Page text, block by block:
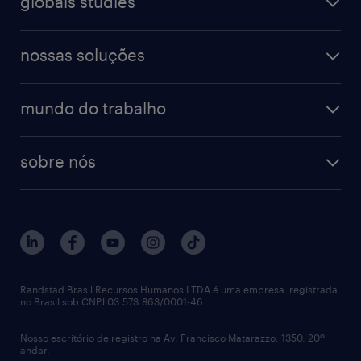
finanças & contabilidade
tecnologia da informação
blog de carreiras
contato
professional
soluções
nossas soluções
digital
mundo do trabalho
notícias de rh
sobre nós
trabalhe conosco
imprensa
políticas corporativas
relatório anual
Randstad Brasil Recursos Humanos LTDA é uma empresa registrada
no Brasil sob CNPJ 03.573.863/0001-46.
Nosso escritório de registro na Av. Francisco Matarazzo, 1350, 20º
andar.